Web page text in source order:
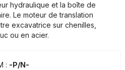
hydraulique et la boîte de
Le moteur de translation
excavatrice sur chenilles,
ou en acier.
: -P/N-